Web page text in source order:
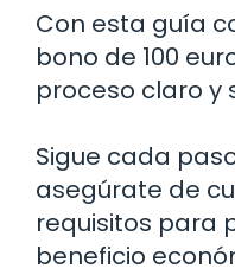
Con esta guía
bono de 100
proceso claro y
Sigue cada
asegúrate de
requisitos para
beneficio